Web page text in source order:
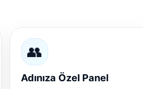
👥
Adınıza Özel Panel